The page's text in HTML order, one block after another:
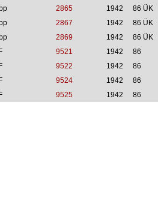
2865 1942 86 ÜK
2867 1942 86 ÜK
2869 1942 86 ÜK
9521 1942 86
9522 1942 86
9524 1942 86
9525 1942 86